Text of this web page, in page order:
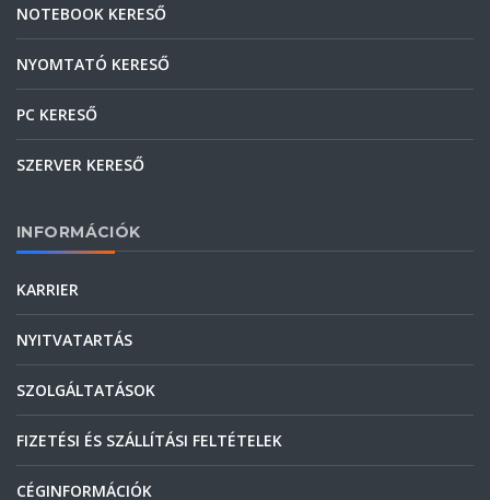
NOTEBOOK KERESŐ
NYOMTATÓ KERESŐ
PC KERESŐ
SZERVER KERESŐ
INFORMÁCIÓK
KARRIER
NYITVATARTÁS
SZOLGÁLTATÁSOK
FIZETÉSI ÉS SZÁLLÍTÁSI FELTÉTELEK
CÉGINFORMÁCIÓK